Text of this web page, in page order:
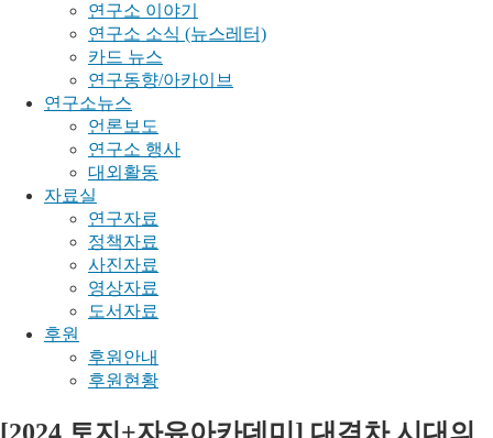
연구소 이야기
연구소 소식 (뉴스레터)
카드 뉴스
연구동향/아카이브
연구소뉴스
언론보도
연구소 행사
대외활동
자료실
연구자료
정책자료
사진자료
영상자료
도서자료
후원
후원안내
후원현황